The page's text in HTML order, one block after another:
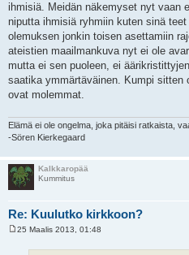
ihmisiä. Meidän näkemyset nyt vaan
niputta ihmisiä ryhmiin kuten sinä
olemuksen jonkin toisen asettamiin
ateistien maailmankuva nyt ei ole
mutta ei sen puoleen, ei
saatika ymmärtäväinen. Kumpi sitten
ovat molemmat.
Elämä ei ole ongelma, joka pitäisi ratkaista,
-Sören Kierkegaard
Kalkkaropää
Kummitus
Re: Kuulutko kirkkoon?
25 Maalis 2013, 01:48